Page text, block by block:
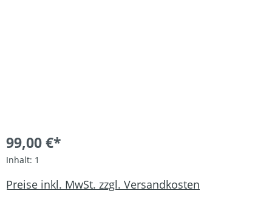
99,00 €*
Inhalt: 1
Preise inkl. MwSt. zzgl. Versandkosten